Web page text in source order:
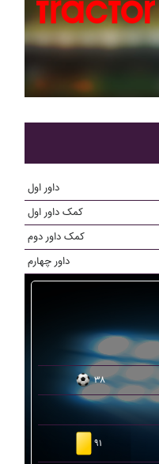
داور اول
کمک داور اول
کمک داور دوم
داور چهارم
۳۸
۹۱